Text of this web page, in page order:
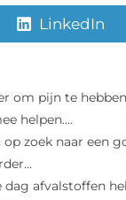
LinkedIn
om pijn te
helpen....
op zoek naar een
dag afvalstoffen